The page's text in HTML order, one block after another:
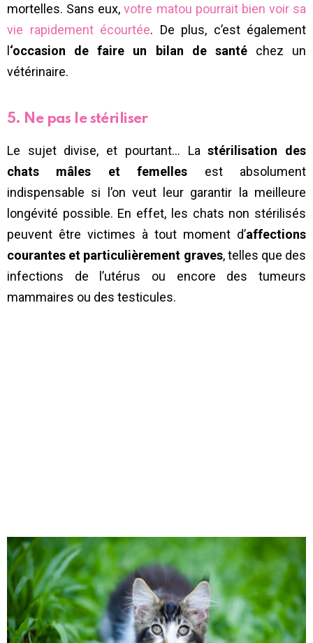
mortelles. Sans eux,votre matou pourrait bien voir sa
vie rapidement écourtée. De plus, c’est également
‘occasion de faire un bilan de santéchez un
vétérinaire.
5. Ne pas le stériliser
Le sujet divise, et pourtant… Lastérilisation des
chats mâles et femelles est absolument
indispensable si l’on veut leur garantir la meilleure
longévité possible. En effet, les chats non stérilisés
peuvent être victimes à tout moment d’affections
courantes et particulièrement graves, telles que des
infections de l’utérus ou encore des tumeurs
mammaires ou des testicules.